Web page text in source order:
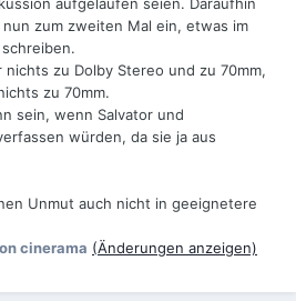
aufgelaufen seien. Daraufhin
zum zweiten Mal ein, etwas im
zu Dolby Stereo und zu 70mm,
zu 70mm.
sein, wenn Salvator und
würden, da sie ja aus
Unmut auch nicht in geeignetere
cinerama (Änderungen anzeigen)